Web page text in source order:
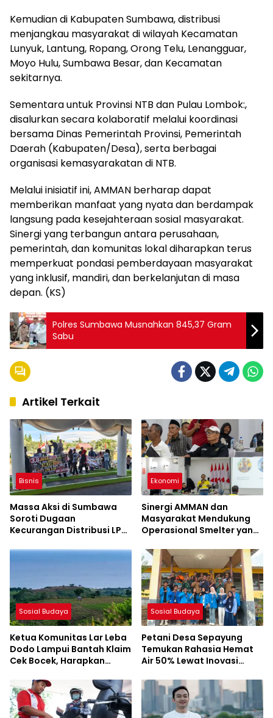
Kemudian di Kabupaten Sumbawa, distribusi
menjangkau masyarakat di wilayah Kecamatan
Lunyuk, Lantung, Ropang, Orong Telu, Lenangguar,
Moyo Hulu, Sumbawa Besar, dan Kecamatan
sekitarnya.
Sementara untuk Provinsi NTB dan Pulau Lombok:,
disalurkan secara kolaboratif melalui koordinasi
bersama Dinas Pemerintah Provinsi, Pemerintah
Daerah (Kabupaten/Desa), serta berbagai
organisasi kemasyarakatan di NTB.
Melalui inisiatif ini, AMMAN berharap dapat
memberikan manfaat yang nyata dan berdampak
langsung pada kesejahteraan sosial masyarakat.
Sinergi yang terbangun antara perusahaan,
pemerintah, dan komunitas lokal diharapkan terus
memperkuat pondasi pemberdayaan masyarakat
yang inklusif, mandiri, dan berkelanjutan di masa
depan. (KS)
Polres Sumbawa Musnahkan 845,37 Gram
Sabu
Artikel Terkait
Bisnis
Massa Aksi di Sumbawa
Soroti Dugaan
Kecurangan Distribusi LPG
Fiktif
Ekonomi
Sinergi AMMAN dan
Masyarakat Mendukung
Operasional Smelter yang
Sosial Budaya
Ketua Komunitas Lar Leba
Dodo Lampui Bantah Klaim
Cek Bocek, Harapkan
Makam Leluhur
Sosial Budaya
Petani Desa Sepayung
Temukan Rahasia Hemat
Air 50% Lewat Inovasi